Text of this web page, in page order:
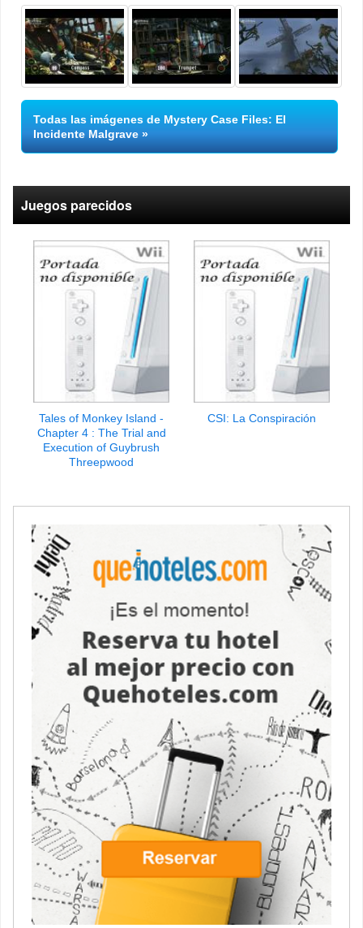
Todas las imágenes de Mystery Case Files: El
Incidente Malgrave
Juegos parecidos
Tales of Monkey Island -
Chapter 4 : The Trial and
Execution of Guybrush
Threepwood
CSI: La Conspiración